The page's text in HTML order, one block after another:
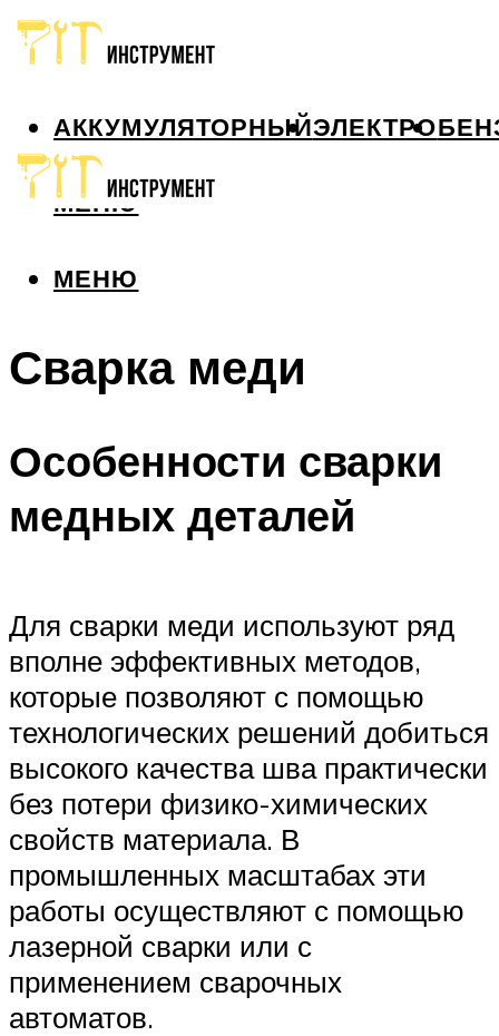
АККУМУЛЯТОРНЫЙЭЛЕКТРО
МЕНЮ
МЕНЮ
Сварка меди
Особенности сварки
медных деталей
Для сварки меди используют ряд
вполне эффективных методов,
которые позволяют с помощью
технологических решений добиться
высокого качества шва практически
без потери физико-химических
свойств материала. В
промышленных масштабах эти
работы осуществляют с помощью
лазерной сварки или с
применением сварочных
автоматов.